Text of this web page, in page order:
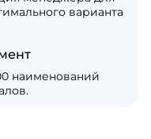
варианта
наименований